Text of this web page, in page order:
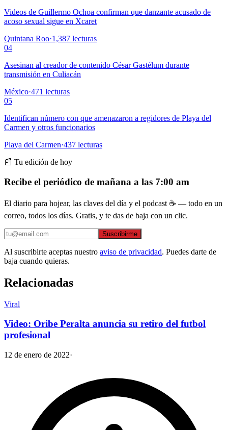
Videos de Guillermo Ochoa confirman que danzante acusado de
acoso sexual sigue en Xcaret
Quintana Roo·1,387 lecturas
04
Asesinan al creador de contenido César Gastélum durante
transmisión en Culiacán
México·471 lecturas
05
Identifican número con que amenazaron a regidores de Playa del
Carmen y otros funcionarios
Playa del Carmen·437 lecturas
📰 Tu edición de hoy
Recibe el periódico de mañana a las 7:00 am
El diario para hojear, las claves del día y el podcast ☕ — todo en un
correo, todos los días. Gratis, y te das de baja con un clic.
Suscribirme
Al suscribirte aceptas nuestro aviso de privacidad. Puedes darte de
baja cuando quieras.
Relacionadas
Viral
Video: Oribe Peralta anuncia su retiro del futbol
profesional
12 de enero de 2022·